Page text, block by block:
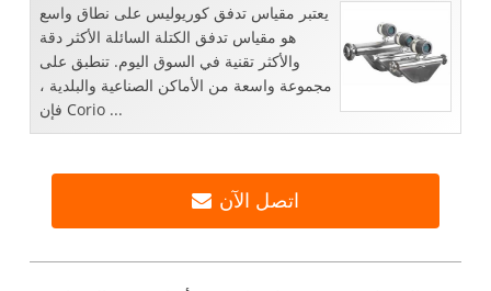
يعتبر مقياس تدفق كوريوليس على نطاق واسع
هو مقياس تدفق الكتلة السائلة الأكثر دقة
والأكثر تقنية في السوق اليوم. تنطبق على
مجموعة واسعة من الأماكن الصناعية والبلدية ،
فإن Corio ...
اتصل الآن